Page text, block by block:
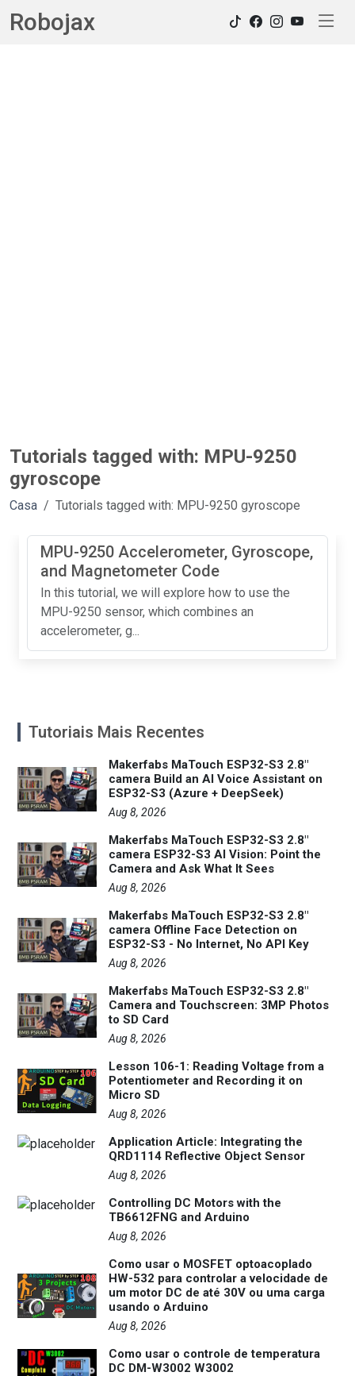
Robojax
Tutorials tagged with: MPU-9250
gyroscope
Casa Tutorials tagged with: MPU-9250 gyroscope
MPU-9250 Accelerometer, Gyroscope,
and Magnetometer Code
In this tutorial, we will explore how to use the
MPU-9250 sensor, which combines an
accelerometer, g...
Tutoriais Mais Recentes
Makerfabs MaTouch ESP32-S3 2.8"
camera Build an AI Voice Assistant on
ESP32-S3 (Azure + DeepSeek)
Aug 8, 2026
Makerfabs MaTouch ESP32-S3 2.8"
camera ESP32-S3 AI Vision: Point the
Camera and Ask What It Sees
Aug 8, 2026
Makerfabs MaTouch ESP32-S3 2.8"
camera Offline Face Detection on
ESP32-S3 - No Internet, No API Key
Aug 8, 2026
Makerfabs MaTouch ESP32-S3 2.8"
Camera and Touchscreen: 3MP Photos
to SD Card
Aug 8, 2026
Lesson 106-1: Reading Voltage from a
Potentiometer and Recording it on
Micro SD
Aug 8, 2026
Application Article: Integrating the
QRD1114 Reflective Object Sensor
Aug 8, 2026
Controlling DC Motors with the
TB6612FNG and Arduino
Aug 8, 2026
Como usar o MOSFET optoacoplado
HW-532 para controlar a velocidade de
um motor DC de até 30V ou uma carga
usando o Arduino
Aug 8, 2026
Como usar o controle de temperatura
DC DM-W3002 W3002